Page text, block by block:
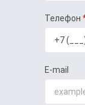
Телефон
E-mail